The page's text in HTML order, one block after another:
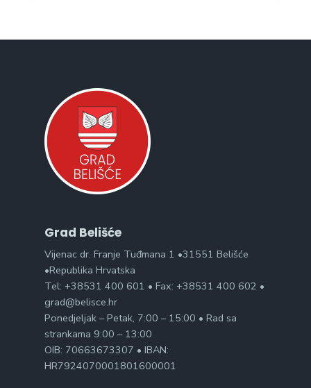
Grad Belišće
Vijenac dr. Franje Tuđmana 1 •31551 Belišće
•Republika Hrvatska
Tel: +38531 400 601 • Fax: +38531 400 602 •
grad@belisce.hr
Ponedjeljak – Petak, 7:00 – 15:00 • Rad sa
strankama 9:00 – 13:00
OIB: 70663673307 • IBAN:
HR7924070001801600001